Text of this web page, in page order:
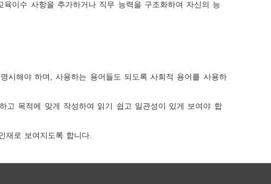
이수 사항을 추가하거나 직무 능력을 구조화하여 자신의 능
시해야 하며, 사용하는 용어들도 되도록 사회적 용어를 사용하
고 목적에 맞게 작성하여 읽기 쉽고 일관성이 있게 보여야 합
로 보여지도록 합니다.